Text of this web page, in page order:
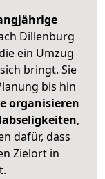
Dillenburg
ein Umzug
bringt. Sie
bis hin
organisieren
,
dafür, dass
Zielort in